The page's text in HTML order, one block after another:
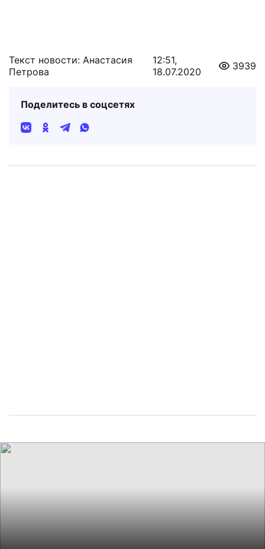
Текст новости: Анастасия
Петрова
12:51,
18.07.2020
3939
Поделитесь в соцсетях